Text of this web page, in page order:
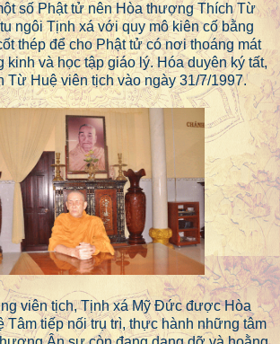
số Phật tử nên Hòa thượng Thích Từ
ngôi Tịnh xá với quy mô kiên cố bằng
thép để cho Phật tử có nơi thoáng mát
kinh và học tập giáo lý. Hóa duyên ký tất,
Từ Huệ viên tịch vào ngày 31/7/1997.
viên tịch, Tịnh xá Mỹ Đức được Hòa
Tâm tiếp nối trụ trì, thực hành những tâm